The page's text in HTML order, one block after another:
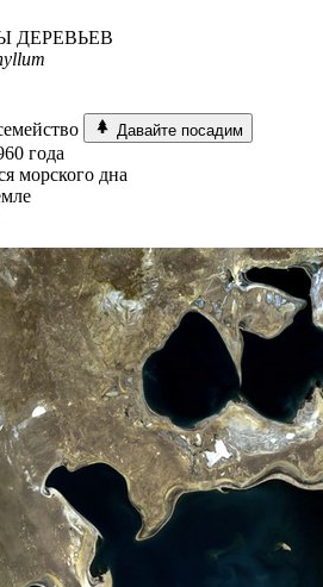
ДЕРЕВЬЕВ
Давайте посадим
года
морского дна